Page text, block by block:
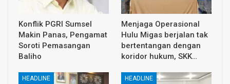
Konflik PGRI Sumsel
Makin Panas, Pengamat
Soroti Pemasangan
Baliho
Menjaga Operasional
Hulu Migas berjalan tak
bertentangan dengan
koridor hukum, SKK…
HEADLINE HEADLINE